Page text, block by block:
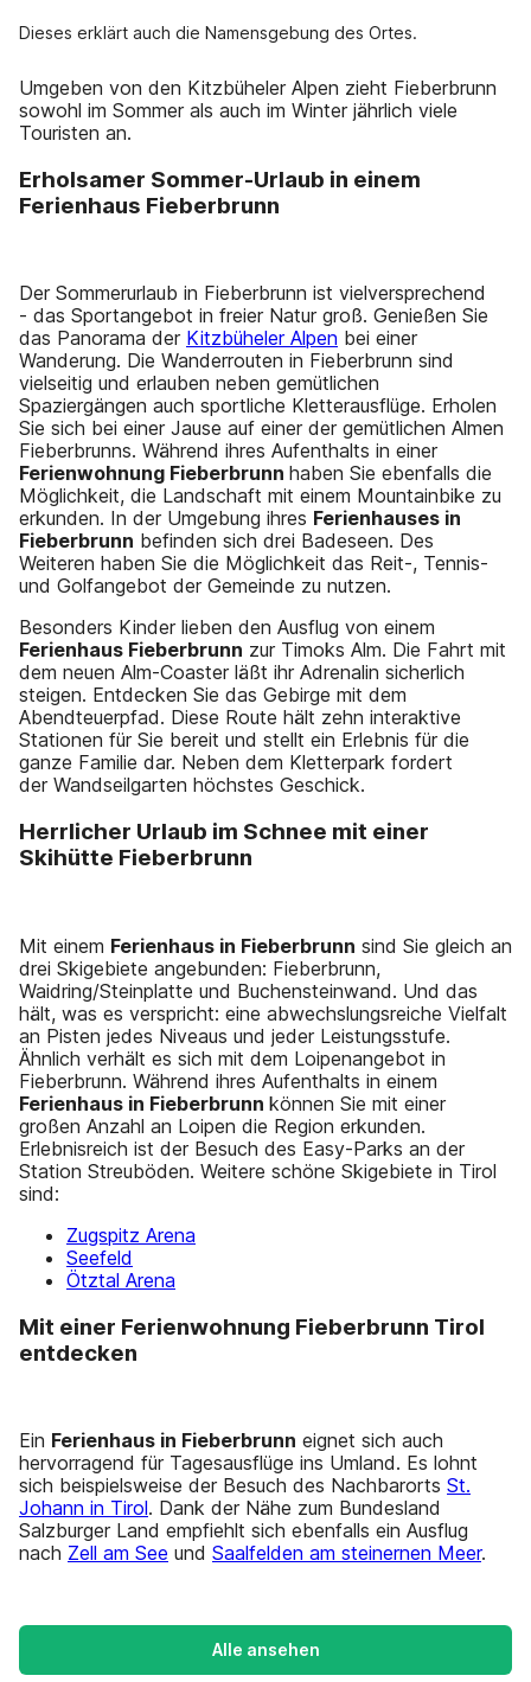
Dieses erklärt auch die Namensgebung des Ortes.
Umgeben von den Kitzbüheler Alpen zieht Fieberbrunn
sowohl im Sommer als auch im Winter jährlich viele
Touristen an.
Erholsamer Sommer-Urlaub in einem
Ferienhaus Fieberbrunn
Der Sommerurlaub in Fieberbrunn ist vielversprechend
- das Sportangebot in freier Natur groß. Genießen Sie
das Panorama der Kitzbüheler Alpen bei einer
Wanderung. Die Wanderrouten in Fieberbrunn sind
vielseitig und erlauben neben gemütlichen
Spaziergängen auch sportliche Kletterausflüge. Erholen
Sie sich bei einer Jause auf einer der gemütlichen Almen
Fieberbrunns. Während ihres Aufenthalts in einer
Ferienwohnung Fieberbrunn haben Sie ebenfalls die
Möglichkeit, die Landschaft mit einem Mountainbike zu
erkunden. In der Umgebung ihres Ferienhauses in
Fieberbrunn befinden sich drei Badeseen. Des
Weiteren haben Sie die Möglichkeit das Reit-, Tennis-
und Golfangebot der Gemeinde zu nutzen.
Besonders Kinder lieben den Ausflug von einem
Ferienhaus Fieberbrunn zur Timoks Alm. Die Fahrt mit
dem neuen Alm-Coaster läßt ihr Adrenalin sicherlich
steigen. Entdecken Sie das Gebirge mit dem
Abendteuerpfad. Diese Route hält zehn interaktive
Stationen für Sie bereit und stellt ein Erlebnis für die
ganze Familie dar. Neben dem Kletterpark fordert
der Wandseilgarten höchstes Geschick.
Herrlicher Urlaub im Schnee mit einer
Skihütte Fieberbrunn
Mit einem Ferienhaus in Fieberbrunn sind Sie gleich an
drei Skigebiete angebunden: Fieberbrunn,
Waidring/Steinplatte und Buchensteinwand. Und das
hält, was es verspricht: eine abwechslungsreiche Vielfalt
an Pisten jedes Niveaus und jeder Leistungsstufe.
Ähnlich verhält es sich mit dem Loipenangebot in
Fieberbrunn. Während ihres Aufenthalts in einem
Ferienhaus in Fieberbrunn können Sie mit einer
großen Anzahl an Loipen die Region erkunden.
Erlebnisreich ist der Besuch des Easy-Parks an der
Station Streuböden. Weitere schöne Skigebiete in Tirol
sind:
Zugspitz Arena
Seefeld
Ötztal Arena
Mit einer Ferienwohnung Fieberbrunn Tirol
entdecken
Ein Ferienhaus in Fieberbrunn eignet sich auch
hervorragend für Tagesausflüge ins Umland. Es lohnt
sich beispielsweise der Besuch des Nachbarorts St.
Johann in Tirol. Dank der Nähe zum Bundesland
Salzburger Land empfiehlt sich ebenfalls ein Ausflug
nach Zell am See und Saalfelden am steinernen Meer.
Alle ansehen